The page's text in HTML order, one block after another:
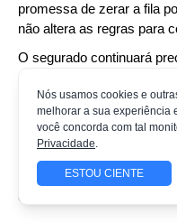
promessa de zerar a fila
não altera as regras para
O segurado continuará
Comprovar seus
Apresentar
Cumprir os
Passar pelas
Em outras palavras, o
continuará exigindo
Nós usamos cookies e
melhorar a sua experiência
você concorda com tal
Privacidade.
ESTOU CIENTE